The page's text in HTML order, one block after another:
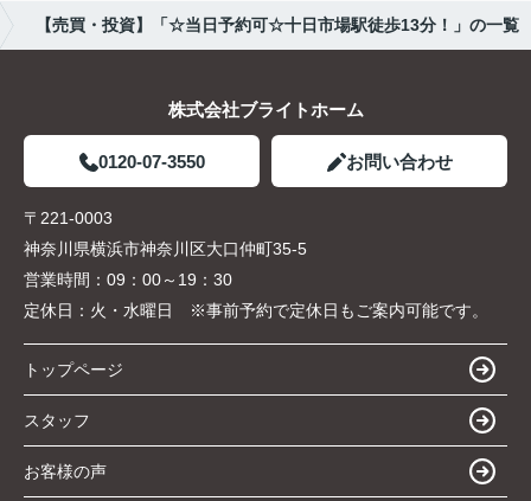
【売買・投資】「☆当日予約可☆十日市場駅徒歩13分！」の一覧
株式会社ブライトホーム
0120-07-3550 お問い合わせ
〒221-0003
神奈川県横浜市神奈川区大口仲町35-5
営業時間： 09：00～19：30
定休日： 火・水曜日 ※事前予約で定休日もご案内可能です。
トップページ
スタッフ
お客様の声